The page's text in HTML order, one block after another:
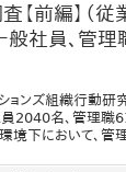
【前編】（
社員、管理
ションズ組織行動
2040名、管理職
環境下において、